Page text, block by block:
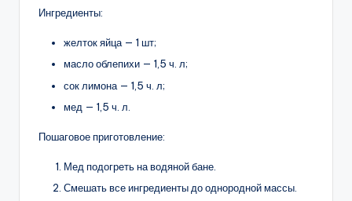
Ингредиенты:
желток яйца — 1 шт;
масло облепихи — 1,5 ч. л;
сок лимона — 1,5 ч. л;
мед — 1,5 ч. л.
Пошаговое приготовление:
Мед подогреть на водяной бане.
Смешать все ингредиенты до однородной массы.